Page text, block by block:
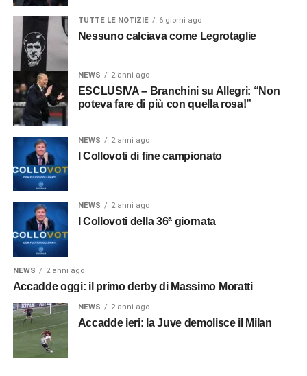
TUTTE LE NOTIZIE 6 giorni ago
Nessuno calciava come Legrotaglie
NEWS 2 anni ago
ESCLUSIVA – Branchini su Allegri: “Non
poteva fare di più con quella rosa!”
NEWS 2 anni ago
I Collovoti di fine campionato
NEWS 2 anni ago
I Collovoti della 36ª giornata
NEWS 2 anni ago
Accadde oggi: il primo derby di Massimo Moratti
NEWS 2 anni ago
Accadde ieri: la Juve demolisce il Milan